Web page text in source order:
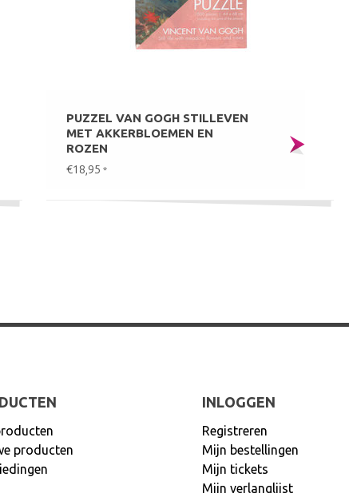
PUZZEL VAN GOGH STILLEVEN
MET AKKERBLOEMEN EN
ROZEN
€18,95 *
producten
INLOGGEN
Registreren
Mijn bestellingen
Mijn tickets
Mijn verlanglijst